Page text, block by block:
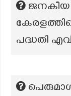
ജനകീയ
പദ്ധതി